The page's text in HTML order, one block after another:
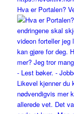
Hva er Portalen?